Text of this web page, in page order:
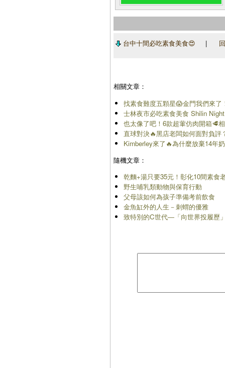
台中十間必吃素食美食😍 |
相關文章：
找素食難度五顆星😱金門我們來
士林夜市必吃素食美食 Shilin
也太像了吧！6款超葷仿肉開箱🥩
直球對決🔥黑店老闆如何面對負評
Kimberley來了🔥為什麼放棄14年
隨機文章：
乾麵+湯只要35元！彰化10間素食
野生哺乳類動物與保育行動
父母該如何為孩子準備考前飲食
金魚缸外的人生－刺蝟的優雅
致特別的C世代―「向世界投履歷